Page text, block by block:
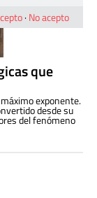
que
exponente.
desde su
del fenómeno
· No acepto